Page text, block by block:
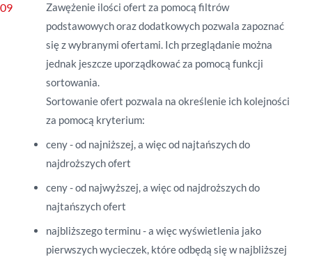
Zawężenie ilości ofert za pomocą filtrów
podstawowych oraz dodatkowych pozwala zapoznać
się z wybranymi ofertami. Ich przeglądanie można
jednak jeszcze uporządkować za pomocą funkcji
sortowania.
Sortowanie ofert pozwala na określenie ich kolejności
za pomocą kryterium:
ceny - od najniższej, a więc od najtańszych do
najdroższych ofert
ceny - od najwyższej, a więc od najdroższych do
najtańszych ofert
najbliższego terminu - a więc wyświetlenia jako
pierwszych wycieczek, które odbędą się w najbliższej